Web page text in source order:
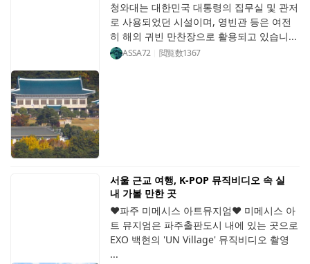
청와대는 대한민국 대통령의 집무실 및 관저
로 사용되었던 시설이며, 영빈관 등은 여전
히 해외 귀빈 만찬장으로 활용되고 있습니...
ASSA72 閲覧数1367
서울 근교 여행, K-POP 뮤직비디오 속 실
내 가볼 만한 곳
♥파주 미메시스 아트뮤지엄♥ 미메시스 아
트 뮤지엄은 파주출판도시 내에 있는 곳으로
EXO 백현의 'UN Village' 뮤직비디오 촬영
...